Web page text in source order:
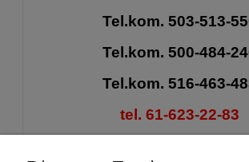
Tel.kom. 503-513-
Tel.kom. 500-484-
Tel.kom. 516-463-
tel. 61-623-22-83